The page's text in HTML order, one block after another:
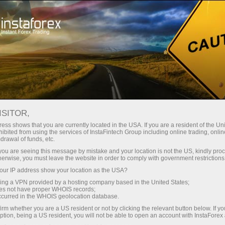
de la cuenta Plataforma comercial
Principiantes Para Inversionistas Para Socios
MERCADO DE VALORES
índices bursátiles de Estados Unidos cayeron
más débil para la renta variable a medida que se
se produce en medio de nuevas tensiones
reabrir el Estrecho de Ormuz, tras la negativa de
iraníes, lo que reduce las esperanzas de una
a finales de la semana pasada se ha
indicara que los negociadores estadounidenses
shows that you are currently located in the USA. If you are a resident of the
from using the services of InstaFintech Group including online trading,
of funds, etc.
are seeing this message by mistake and your location is not the US, kindly
you must leave the website in order to comply with government
IP address show your location as the USA?
a VPN provided by a hosting company based in the United States;
not have proper WHOIS records;
in the WHOIS geolocation database.
whether you are a US resident or not by clicking the relevant button below. If
being a US resident, you will not be able to open an account with InstaForex